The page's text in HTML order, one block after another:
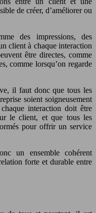
de créer, d’améliorer ou
des impressions, des
client à chaque interaction
être directes, comme
comme lorsqu’on regarde
il faut donc que tous les
soient soigneusement
interaction doit être
le client, et que tous les
pour offrir un service
un ensemble cohérent
forte et durable entre